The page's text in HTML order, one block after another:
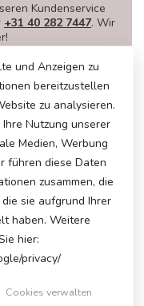
Kundenservice
+31 40 282 7447. Wir
und Anzeigen zu
bereitzustellen
zu analysieren.
Nutzung unserer
Medien, Werbung
führen diese Daten
zusammen, die
sie aufgrund Ihrer
haben. Weitere
hier:
privacy/
Cookies verwalten